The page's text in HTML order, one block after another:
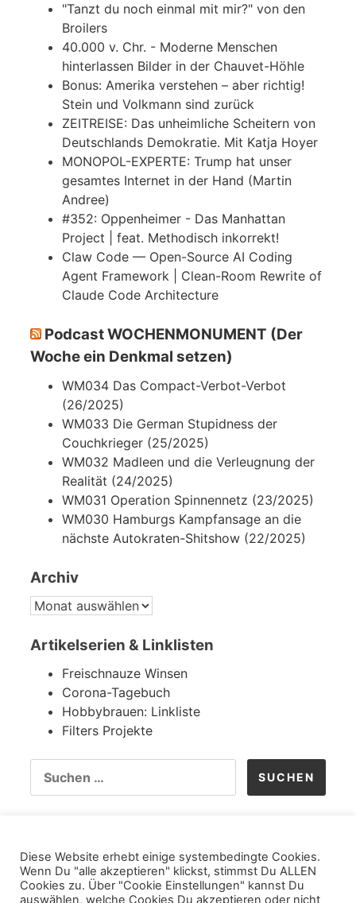
"Tanzt du noch einmal mit mir?" von den
Broilers
40.000 v. Chr. - Moderne Menschen
hinterlassen Bilder in der Chauvet-Höhle
Bonus: Amerika verstehen – aber richtig!
Stein und Volkmann sind zurück
ZEITREISE: Das unheimliche Scheitern von
Deutschlands Demokratie. Mit Katja Hoyer
MONOPOL-EXPERTE: Trump hat unser
gesamtes Internet in der Hand (Martin
Andree)
#352: Oppenheimer - Das Manhattan
Project | feat. Methodisch inkorrekt!
Claw Code — Open-Source AI Coding
Agent Framework | Clean-Room Rewrite of
Claude Code Architecture
Podcast WOCHENMONUMENT (Der
Woche ein Denkmal setzen)
WM034 Das Compact-Verbot-Verbot
(26/2025)
WM033 Die German Stupidness der
Couchkrieger (25/2025)
WM032 Madleen und die Verleugnung der
Realität (24/2025)
WM031 Operation Spinnennetz (23/2025)
WM030 Hamburgs Kampfansage an die
nächste Autokraten-Shitshow (22/2025)
Archiv
ARCHIV
Artikelserien & Linklisten
Freischnauze Winsen
Corona-Tagebuch
Hobbybrauen: Linkliste
Filters Projekte
NACH:
Copyright
Datenschutz
Impressum
Diese Website erhebt einige systembedingte Cookies.
Wenn Du "alle akzeptieren" klickst, stimmst Du ALLEN
Cookies zu. Über "Cookie Einstellungen" kannst Du
auswählen, welche Cookies Du akzeptieren oder nicht